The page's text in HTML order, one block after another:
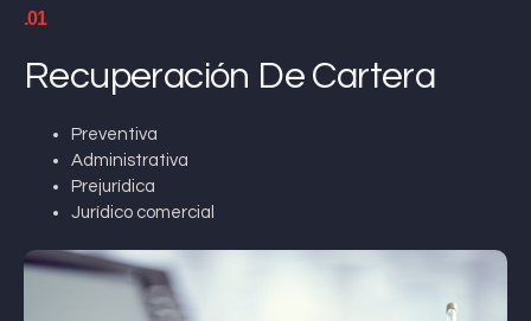
.01
Recuperación De Cartera
Preventiva
Administrativa
Prejurídica
Jurídico comercial